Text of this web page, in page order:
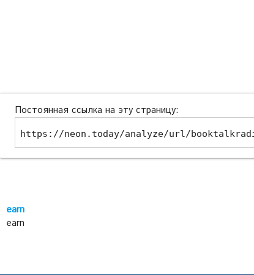
Постоянная ссылка на эту страницу:
https://neon.today/analyze/url/
earn
earn